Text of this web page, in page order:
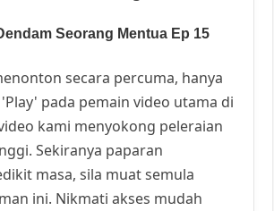
Seorang Mentua Ep 15
secara percuma, hanya
pada pemain video utama di
kami menyokong peleraian
Sekiranya paparan
masa, sila muat semula
ini. Nikmati akses mudah